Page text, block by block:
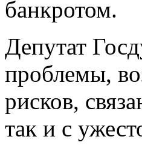
банкротом.
Депутат
проблемы,
рисков,
так и с